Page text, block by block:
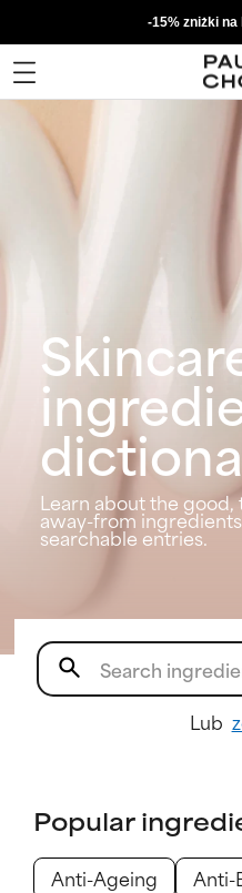
-15% zniżki
Learn about the
away-from
searchable entries.
Lub
Popular
Anti-Ageing
Anti-